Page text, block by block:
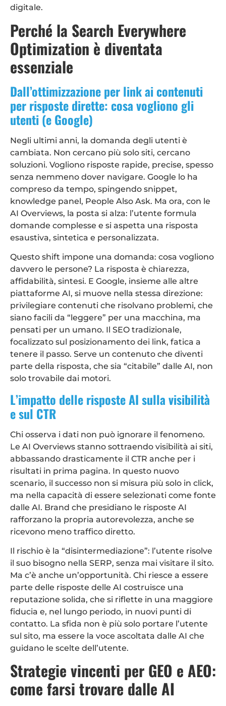
digitale.
Perché la Search Everywhere
Optimization è diventata
essenziale
Dall’ottimizzazione per link ai contenuti
per risposte dirette: cosa vogliono gli
utenti (e Google)
Negli ultimi anni, la domanda degli utenti è
cambiata. Non cercano più solo siti, cercano
soluzioni. Vogliono risposte rapide, precise, spesso
senza nemmeno dover navigare. Google lo ha
compreso da tempo, spingendo snippet,
knowledge panel, People Also Ask. Ma ora, con le
AI Overviews, la posta si alza: l’utente formula
domande complesse e si aspetta una risposta
esaustiva, sintetica e personalizzata.
Questo shift impone una domanda: cosa vogliono
davvero le persone? La risposta è chiarezza,
affidabilità, sintesi. E Google, insieme alle altre
piattaforme AI, si muove nella stessa direzione:
privilegiare contenuti che risolvano problemi, che
siano facili da “leggere” per una macchina, ma
pensati per un umano. Il SEO tradizionale,
focalizzato sul posizionamento dei link, fatica a
tenere il passo. Serve un contenuto che diventi
parte della risposta, che sia “citabile” dalle AI, non
solo trovabile dai motori.
L’impatto delle risposte AI sulla visibilità
e sul CTR
Chi osserva i dati non può ignorare il fenomeno.
Le AI Overviews stanno sottraendo visibilità ai siti,
abbassando drasticamente il CTR anche per i
risultati in prima pagina. In questo nuovo
scenario, il successo non si misura più solo in click,
ma nella capacità di essere selezionati come fonte
dalle AI. Brand che presidiano le risposte AI
rafforzano la propria autorevolezza, anche se
ricevono meno traffico diretto.
Il rischio è la “disintermediazione”: l’utente risolve
il suo bisogno nella SERP, senza mai visitare il sito.
Ma c’è anche un’opportunità. Chi riesce a essere
parte delle risposte delle AI costruisce una
reputazione solida, che si riflette in una maggiore
fiducia e, nel lungo periodo, in nuovi punti di
contatto. La sfida non è più solo portare l’utente
sul sito, ma essere la voce ascoltata dalle AI che
guidano le scelte dell’utente.
Strategie vincenti per GEO e AEO:
come farsi trovare dalle AI